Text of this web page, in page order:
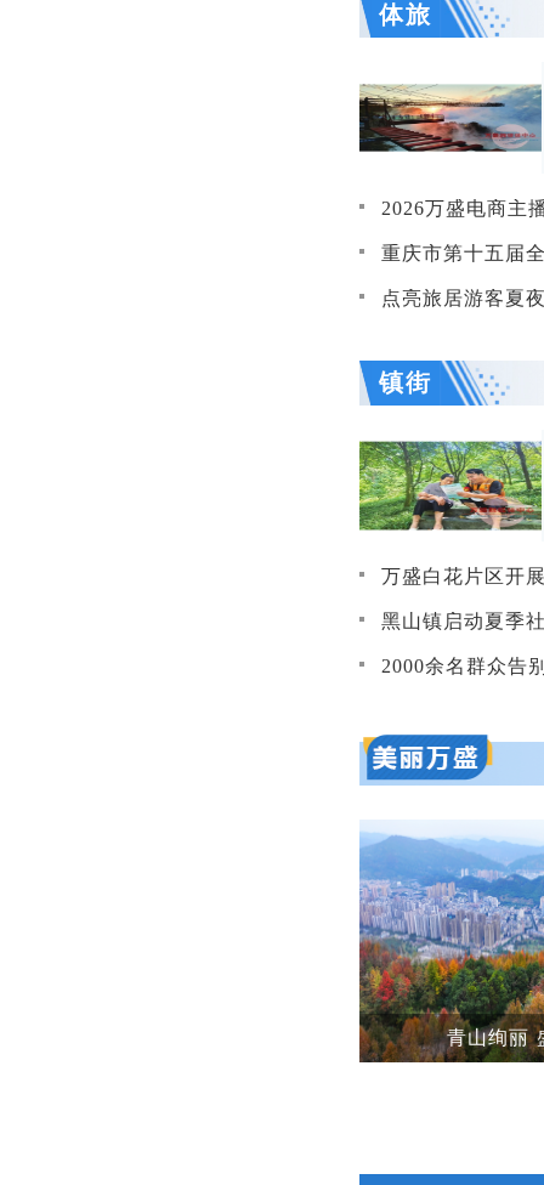
体旅
2026万盛电商主播大赛圆满落幕
重庆市第十五届全民
点亮旅居游客夏夜生活 王
镇街
万盛白花片区开展环
黑山镇启动夏季
2000余名群众告别“
图片新闻